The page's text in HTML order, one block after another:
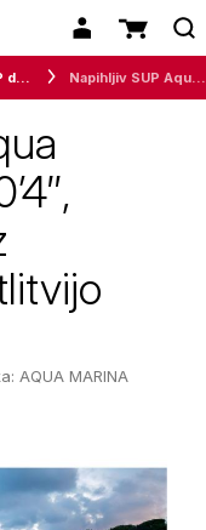
SUP deske
AQUA MARINA